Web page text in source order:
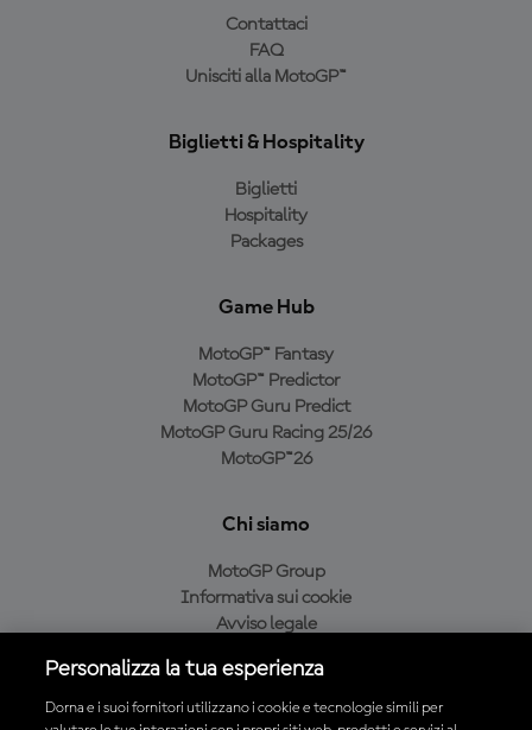
Contattaci
FAQ
Unisciti alla MotoGP™
Biglietti & Hospitality
Biglietti
Hospitality
Packages
Game Hub
MotoGP™ Fantasy
MotoGP™ Predictor
MotoGP Guru Predict
MotoGP Guru Racing 25/26
MotoGP™26
Chi siamo
MotoGP Group
Informativa sui cookie
Avviso legale
Condizioni di acquisto
Personalizza la tua esperienza
Dorna e i suoi fornitori utilizzano i cookie e tecnologie simili per